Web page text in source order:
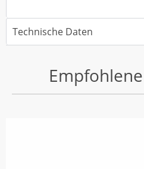
Technische Daten